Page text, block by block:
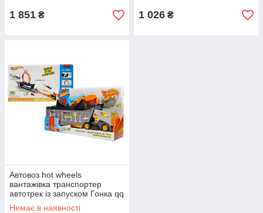
1 851 ₴ 1 026 ₴
Автовоз hot wheels
вантажівка транспортер
автотрек із запуском Гонка qq
8840
Немає в наявності